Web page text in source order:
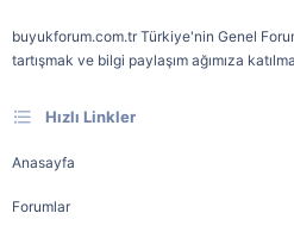
buyukforum.com.tr Türkiye'nin Genel
tartışmak ve bilgi paylaşım ağımıza
Hızlı Linkler
Anasayfa
Forumlar